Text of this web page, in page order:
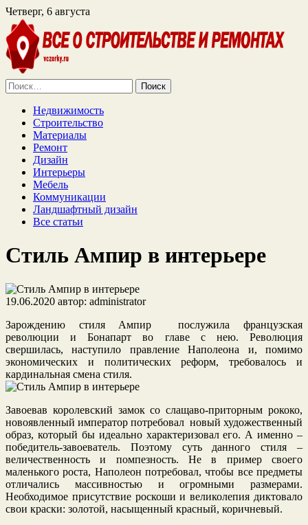
Четверг, 6 августа
Найти:
Недвижимость
Строительство
Материалы
Ремонт
Дизайн
Интерьеры
Мебель
Коммуникации
Ландшафтный дизайн
Все статьи
Стиль Ампир в интерьере
19.06.2020 автор: administrator
Зарождению стиля Ампир послужила французская
революции и Бонапарт во главе с нею. Революция
свершилась, наступило правление Наполеона и, помимо
экономических и политических реформ, требовалось и
кардинальная смена стиля.
Завоевав королевский замок со слащаво-приторным рококо,
новоявленный император потребовал новый художественный
образ, который бы идеально характеризовал его. А именно –
победитель-завоеватель. Поэтому суть данного стиля –
величественность и помпезность. Не в пример своего
маленького роста, Наполеон потребовал, чтобы все предметы
отличались массивностью и огромными размерами.
Необходимое присутствие роскоши и великолепия диктовало
свои краски: золотой, насыщенный красный, коричневый.